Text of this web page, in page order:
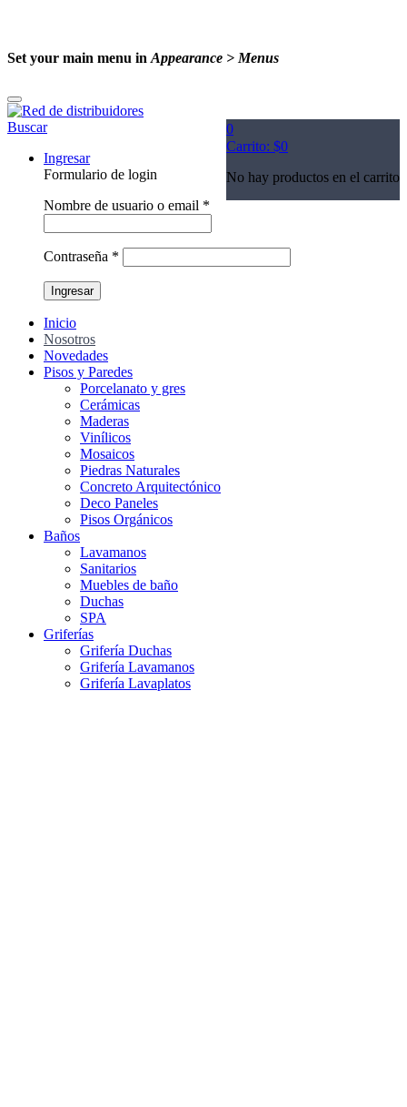
Set your main menu in Appearance > Menus
0
Carrito: $0
No hay productos en el carrito
Buscar
Ingresar
Formulario de login
Nombre de usuario o email *
Contraseña *
Inicio
Nosotros
Novedades
Pisos y Paredes
Porcelanato y gres
Cerámicas
Maderas
Vinílicos
Mosaicos
Piedras Naturales
Concreto Arquitectónico
Deco Paneles
Pisos Orgánicos
Baños
Lavamanos
Sanitarios
Muebles de baño
Duchas
SPA
Griferías
Grifería Duchas
Grifería Lavamanos
Grifería Lavaplatos